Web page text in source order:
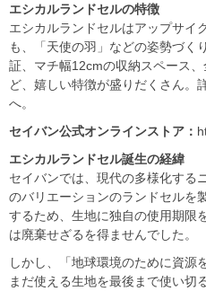
エシカルランドセルの特徴
エシカルランドセルはアップサイ
も、「天使の羽」などの姿勢づく
証、マチ幅12cmの収納スペース
ど、嬉しい特徴が盛りだくさん。
へ。
セイバン公式オンラインストア：
エシカルランドセル誕生の経緯
セイバンでは、現代の多様化する
のバリエーションのランドセルを
するため、生地に独自の使用期限
は廃棄せざるを得ませんでした。
しかし、「地球環境のために資源
まだ使える生地を最後まで使い切